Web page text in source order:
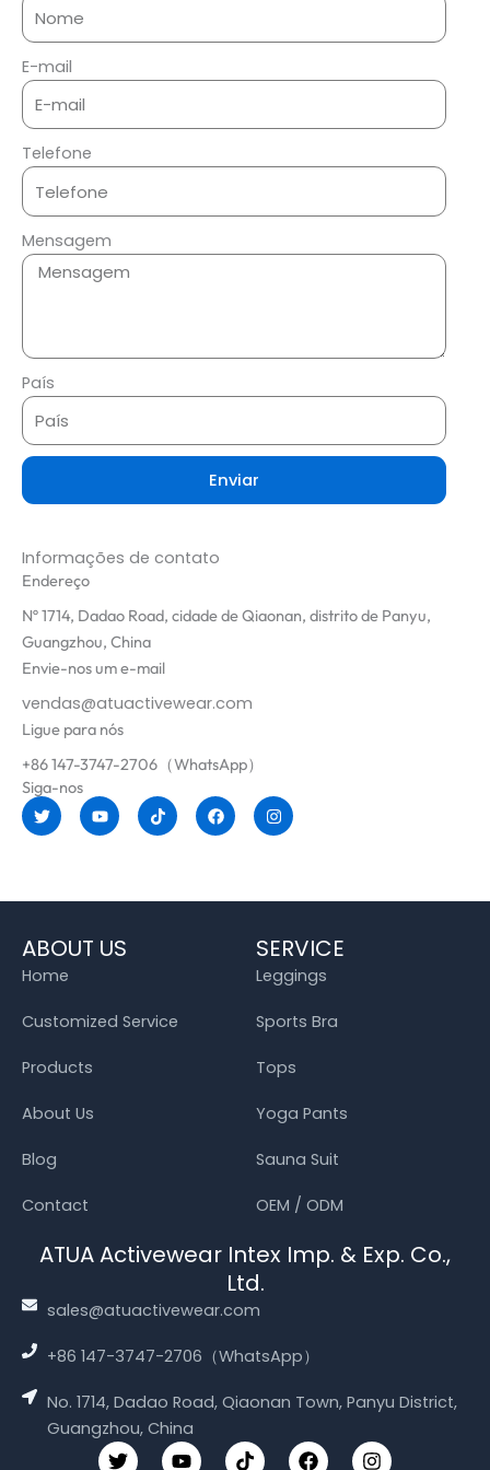
E-mail
Telefone
Mensagem
País
Enviar
Informações de contato
Endereço
Nº 1714, Dadao Road, cidade de Qiaonan, distrito de Panyu,
Guangzhou, China
Envie-nos um e-mail
vendas@atuactivewear.com
Ligue para nós
+86 147-3747-2706（WhatsApp）
Siga-nos
T
w
i
r
Y
o
u
e
T
i
k
F
a
c
o
I
n
s
r
m
ABOUT US
Home
Customized Service
Products
About Us
Blog
Contact
SERVICE
Leggings
Sports Bra
Tops
Yoga Pants
Sauna Suit
OEM / ODM
ATUA Activewear Intex Imp. & Exp. Co.,
Ltd.
sales@atuactivewear.com
+86 147-3747-2706（WhatsApp）
No. 1714, Dadao Road, Qiaonan Town, Panyu District,
Guangzhou, China
T Y T F I